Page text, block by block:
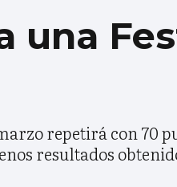
una
repetirá con
resultados